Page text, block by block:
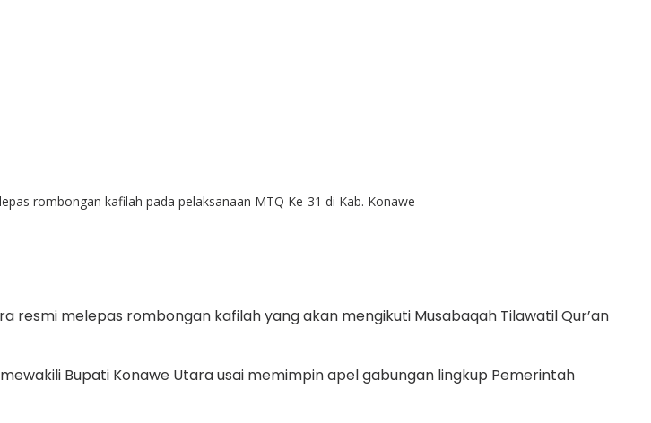
rombongan kafilah pada pelaksanaan MTQ Ke-31 di Kab. Konawe
resmi melepas rombongan kafilah yang akan mengikuti Musabaqah Tilawatil Qur’an
Bupati Konawe Utara usai memimpin apel gabungan lingkup Pemerintah